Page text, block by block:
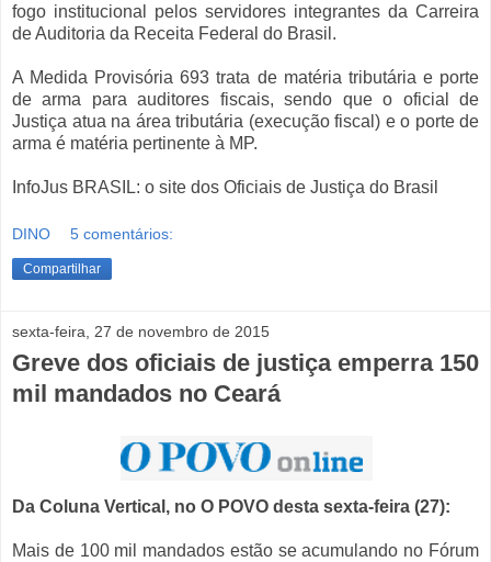
fogo institucional pelos servidores integrantes da Carreira
de Auditoria da Receita Federal do Brasil.
A Medida Provisória 693 trata de matéria tributária e porte
de arma para auditores fiscais, sendo que o oficial de
Justiça atua na área tributária (execução fiscal) e o porte de
arma é matéria pertinente à MP.
InfoJus BRASIL: o site dos Oficiais de Justiça do Brasil
DINO 5 comentários:
Compartilhar
sexta-feira, 27 de novembro de 2015
Greve dos oficiais de justiça emperra 150
mil mandados no Ceará
Da Coluna Vertical, no O POVO desta sexta-feira (27):
Mais de 100 mil mandados estão se acumulando no Fórum